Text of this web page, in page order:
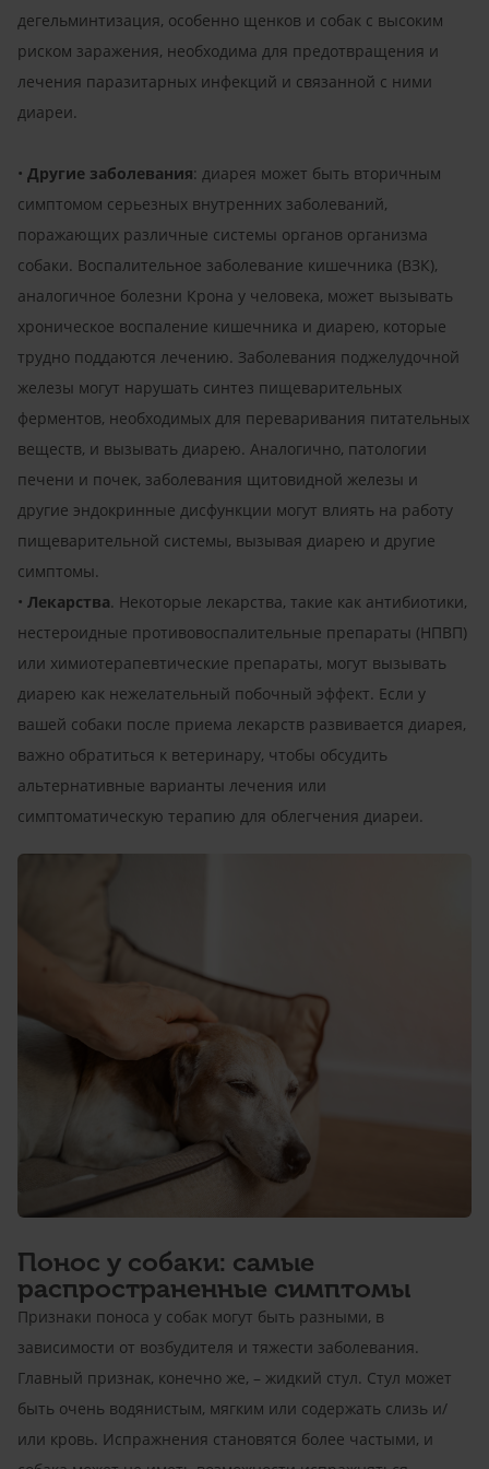
дегельминтизация, особенно щенков и собак с высоким
риском заражения, необходима для предотвращения и
лечения паразитарных инфекций и связанной с ними
диареи.
• Другие заболевания: диарея может быть вторичным
симптомом серьезных внутренних заболеваний,
поражающих различные системы органов организма
собаки. Воспалительное заболевание кишечника (ВЗК),
аналогичное болезни Крона у человека, может вызывать
хроническое воспаление кишечника и диарею, которые
трудно поддаются лечению. Заболевания поджелудочной
железы могут нарушать синтез пищеварительных
ферментов, необходимых для переваривания питательных
веществ, и вызывать диарею. Аналогично, патологии
печени и почек, заболевания щитовидной железы и
другие эндокринные дисфункции могут влиять на работу
пищеварительной системы, вызывая диарею и другие
симптомы.
• Лекарства. Некоторые лекарства, такие как антибиотики,
нестероидные противовоспалительные препараты (НПВП)
или химиотерапевтические препараты, могут вызывать
диарею как нежелательный побочный эффект. Если у
вашей собаки после приема лекарств развивается диарея,
важно обратиться к ветеринару, чтобы обсудить
альтернативные варианты лечения или
симптоматическую терапию для облегчения диареи.
Понос у собаки: самые
распространенные симптомы
Признаки поноса у собак могут быть разными, в
зависимости от возбудителя и тяжести заболевания.
Главный признак, конечно же, – жидкий стул. Стул может
быть очень водянистым, мягким или содержать слизь и/
или кровь. Испражнения становятся более частыми, и